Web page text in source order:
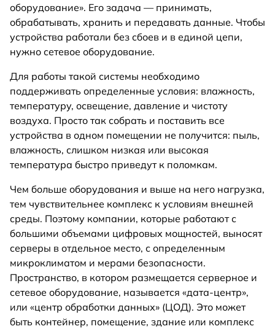
оборудование». Его задача — принимать,
обрабатывать, хранить и передавать данные. Чтобы
устройства работали без сбоев и в единой цепи,
нужно сетевое оборудование.
Для работы такой системы необходимо
поддерживать определенные условия: влажность,
температуру, освещение, давление и чистоту
воздуха. Просто так собрать и поставить все
устройства в одном помещении не получится: пыль,
влажность, слишком низкая или высокая
температура быстро приведут к поломкам.
Чем больше оборудования и выше на него нагрузка,
тем чувствительнее комплекс к условиям внешней
среды. Поэтому компании, которые работают с
большими объемами цифровых мощностей, выносят
серверы в отдельное место, с определенным
микроклиматом и мерами безопасности.
Пространство, в котором размещается серверное и
сетевое оборудование, называется «дата-центр»,
или «центр обработки данных» (ЦОД). Это может
быть контейнер, помещение, здание или комплекс